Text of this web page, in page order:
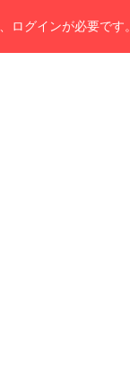
ログインが必要です。